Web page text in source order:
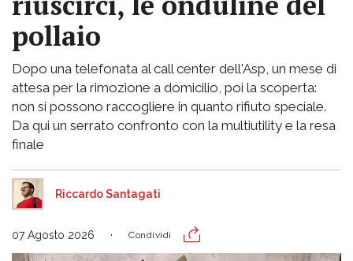
pollaio
Dopo una telefonata al call center dell'Asp, un mese di
attesa per la rimozione a domicilio, poi la scoperta:
non si possono raccogliere in quanto rifiuto speciale.
Da qui un serrato confronto con la multiutility e la resa
finale
Riccardo Santagati
07 Agosto 2026 Condividi